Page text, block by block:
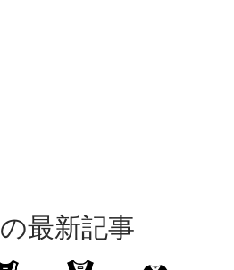
の最新記事